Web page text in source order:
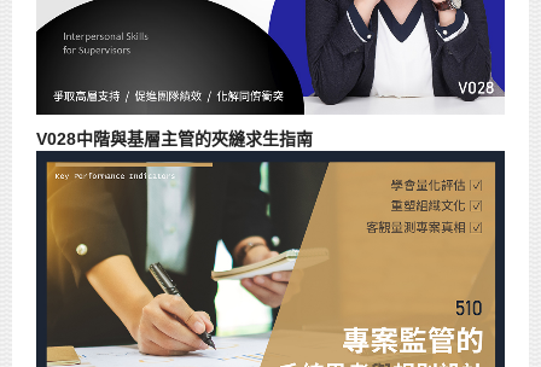
V028中階與基層主管的夾縫求生指南